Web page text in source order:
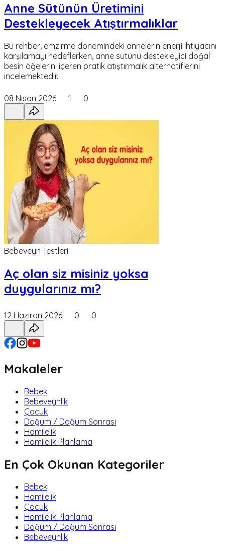
Anne Sütünün Üretimini
Destekleyecek Atıştırmalıklar
Bu rehber, emzirme dönemindeki annelerin enerji ihtiyacını
karşılamayı hedeflerken, anne sütünü destekleyici doğal
besin öğelerini içeren pratik atıştırmalık alternatiflerini
incelemektedir.
08 Nisan 2026 1 0
Bebeveyn Testleri
Aç olan siz misiniz yoksa
duygularınız mı?
12 Haziran 2026 0 0
Makaleler
Bebek
Bebeveynlik
Çocuk
Doğum / Doğum Sonrası
Hamilelik
Hamilelik Planlama
En Çok Okunan Kategoriler
Bebek
Hamilelik
Çocuk
Hamilelik Planlama
Doğum / Doğum Sonrası
Bebeveynlik